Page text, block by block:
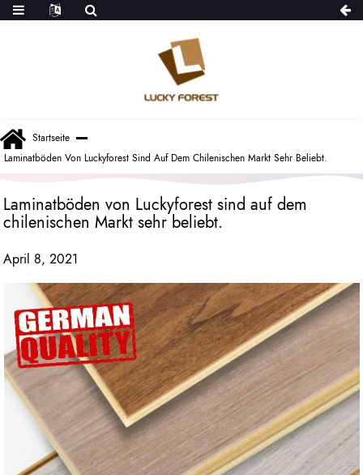
Startseite
Laminatböden Von Luckyforest Sind Auf Dem Chilenischen Markt Sehr Beliebt.
Laminatböden von Luckyforest sind auf dem
chilenischen Markt sehr beliebt.
April 8, 2021